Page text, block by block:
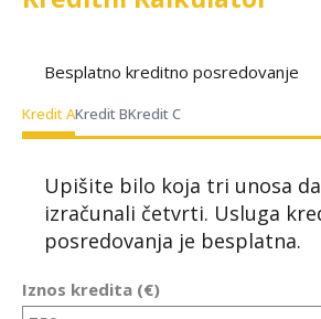
Besplatno kreditno posredovanje
Kredit AKredit BKredit C
Upišite bilo koja tri unosa
izračunali četvrti. Usluga
posredovanja je besplatna.
Iznos kredita (€)